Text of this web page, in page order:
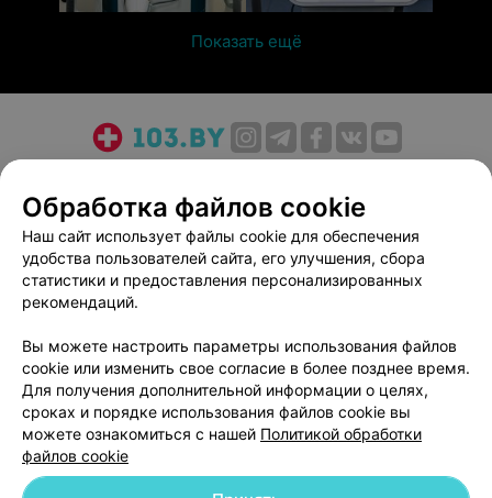
Показать ещё
Медицинский маркетинг
Публичный договор
Пользовательское соглашение
Способы оплаты
Вакансии
Партнеры
Написать руководителю 103.by
Персональные настройки cookie
Обработка персональных данных
Обработка файлов cookie
Наш сайт использует файлы cookie для обеспечения
удобства пользователей сайта, его улучшения, сбора
статистики и предоставления персонализированных
рекомендаций.
Вы можете настроить параметры использования файлов
cookie или изменить свое согласие в более позднее время.
Для получения дополнительной информации о целях,
сроках и порядке использования файлов cookie вы
можете ознакомиться с нашей Политикой обработки
файлов cookie